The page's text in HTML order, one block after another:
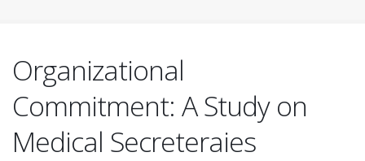
Organizational
Commitment: A Study on
Medical Secreteraies